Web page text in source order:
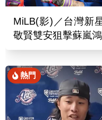
MiLB(影)／台灣新
敬賢雙安狙擊蘇嵐鴻
熱門